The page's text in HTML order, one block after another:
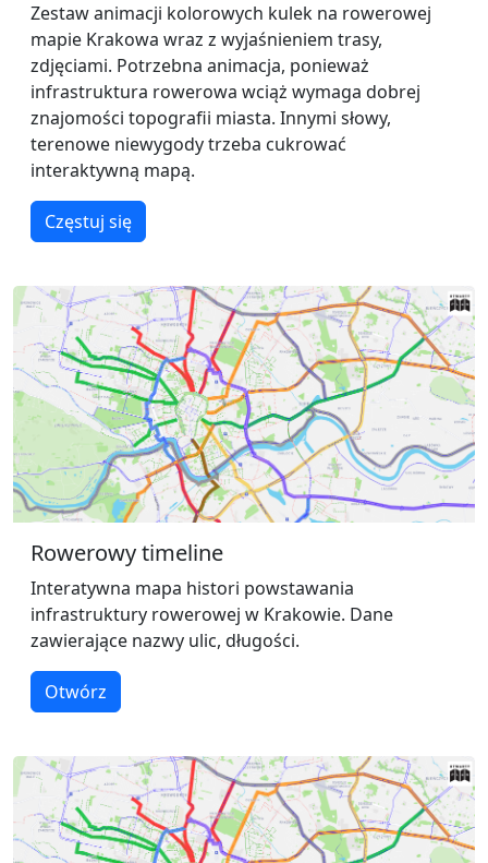
Zestaw animacji kolorowych kulek na rowerowej
mapie Krakowa wraz z wyjaśnieniem trasy,
zdjęciami. Potrzebna animacja, ponieważ
infrastruktura rowerowa wciąż wymaga dobrej
znajomości topografii miasta. Innymi słowy,
terenowe niewygody trzeba cukrować
interaktywną mapą.
Częstuj się
Rowerowy timeline
Interatywna mapa histori powstawania
infrastruktury rowerowej w Krakowie. Dane
zawierające nazwy ulic, długości.
Otwórz